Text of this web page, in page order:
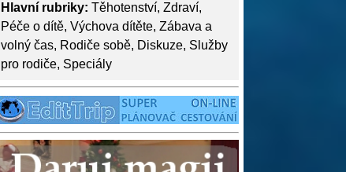
Hlavní rubriky: Těhotenství, Zdraví,
Péče o dítě, Výchova dítěte, Zábava a
volný čas, Rodiče sobě, Diskuze, Služby
pro rodiče, Speciály